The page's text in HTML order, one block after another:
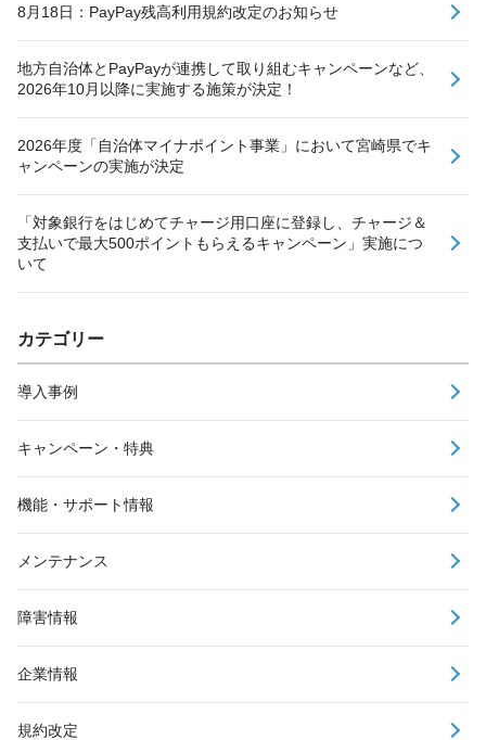
8月18日：PayPay残高利用規約改定のお知らせ
地方自治体とPayPayが連携して取り組むキャンペーンなど、
2026年10月以降に実施する施策が決定！
2026年度「自治体マイナポイント事業」において宮崎県でキ
ャンペーンの実施が決定
「対象銀行をはじめてチャージ用口座に登録し、チャージ＆
支払いで最大500ポイントもらえるキャンペーン」実施につ
いて
カテゴリー
導入事例
キャンペーン・特典
機能・サポート情報
メンテナンス
障害情報
企業情報
規約改定